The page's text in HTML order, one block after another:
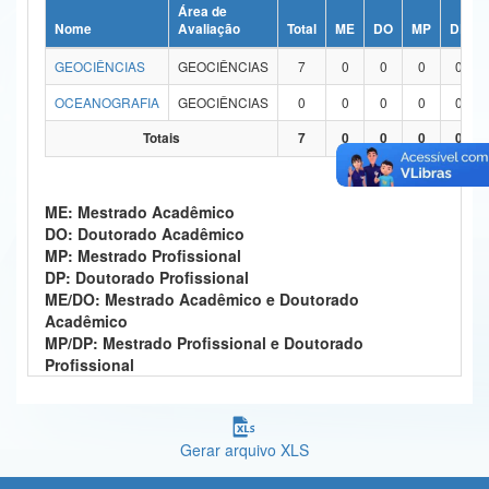
Ministério da Ciência, Tecnologia, Inovações e Comunicações
Ministério do Meio Ambiente
Ministério do Desenvolvimento Regional
Ministério da Mulher, da Família e dos Direitos Humanos
Secretaria-Geral
Secretaria de Governo
Gabinete de Segurança Institucional
Nome
Área de
Avaliação
Total ME DO MP DP
GEOCIÊNCIAS
GEOCIÊNCIAS 7 0 0 0
0
OCEANOGRAFIA
GEOCIÊNCIAS 0 0 0 0
0
Totais
7 0 0 0 0
ME: Mestrado Acadêmico
DO: Doutorado Acadêmico
MP: Mestrado Profissional
DP: Doutorado Profissional
ME/DO: Mestrado Acadêmico e Doutorado
Acadêmico
MP/DP: Mestrado Profissional e Doutorado
Profissional
Gerar arquivo XLS